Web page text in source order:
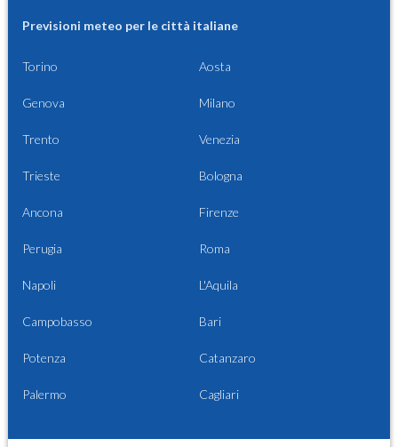
Previsioni meteo per le città italiane
Torino Aosta
Genova Milano
Trento Venezia
Trieste Bologna
Ancona Firenze
Perugia Roma
Napoli L'Aquila
Campobasso Bari
Potenza Catanzaro
Palermo Cagliari